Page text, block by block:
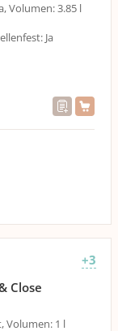
Volumen: 3.85 l
Ja
+3
Close
Volumen: 1 l